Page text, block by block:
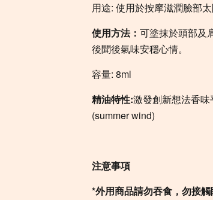
用途: 使用於按摩滋潤臉部
使用方法： 可塗抹於頭部及
後聞後氣味安穩心情。
容量: 8ml
精油特性:激發創新想法香
(summer wind)
注意事項
*外用商品請勿吞食，勿接觸